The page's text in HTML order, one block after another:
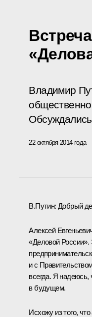
Владимир
22 октября 2014 года
В.Путин: Добрый
Алексей
«Деловой
и с
всегда. Я надеюсь,
в будущем.
Исхожу из того,